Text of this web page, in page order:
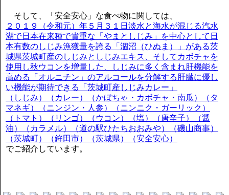
そして、「安全安心」な食べ物に関しては、
２０１９（令和元）年５月３１日淡水と海水が混じる汽水
湖で日本在来種で貴重な「やまとしじみ」を中心として日
本有数のしじみ漁獲量を誇る「涸沼（ひぬま）」がある茨
城県茨城町産のしじみとしじみエキス、そしてカボチャを
使用し秋ウコンを増量した、しじみに多く含まれ肝機能を
高める「オルニチン」のアルコールを分解する肝臓に優し
い機能が期待できる「茨城町産しじみカレー」
（しじみ）（カレー）（かぼちゃ・カボチャ・南瓜）（タ
マネギ）（ニンジン・人参）（ニンニク・ガーリック）
（トマト）（リンゴ）（ウコン）（塩）（唐辛子）（醤
油）（カラメル）（道の駅ひたちおおみや）（磯山商事）
（茨城町）（鉾田市）（茨城県）（安全安心）
でご紹介しています。